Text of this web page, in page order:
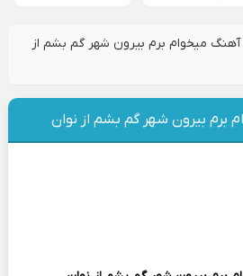
آهنگ میخوام برم بیرون شهر گم بشم از
برم بیرون شهر گم بشم از نوان